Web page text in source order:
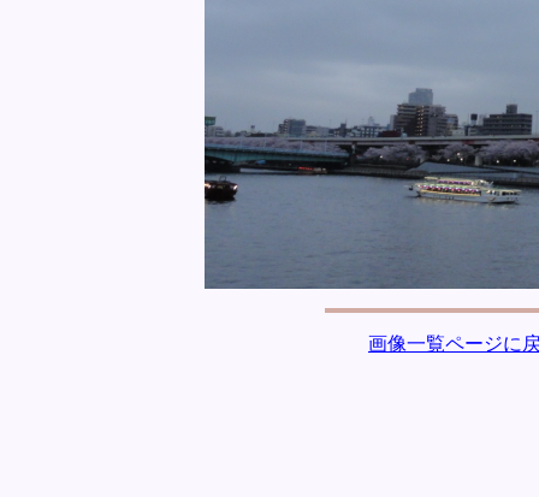
画像一覧ページに